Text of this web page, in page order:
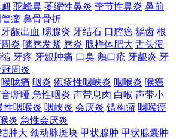
驼峰鼻 萎缩性鼻炎 季节性鼻炎 鼻前
瘤 鼻骨骨折
牙龈出血 腮腺炎 牙结石 口腔癌 龋齿 根
炎 嘴唇发紫 唇炎 腺样体肥大 舌头溃
牙疼 牙龈肿痛 口臭 鹅口疮 牙龈炎 牙
周炎
喉咙痛 咽炎 疱疹性咽峡炎 咽喉炎 喉癌
嘶哑 急性咽炎 声带息肉 白喉 声带小
性咽喉炎 咽峡炎 会厌炎 错构瘤 咽喉癌
炎 急性会厌炎
肿大 颈动脉斑块 甲状腺肿 甲状腺囊肿